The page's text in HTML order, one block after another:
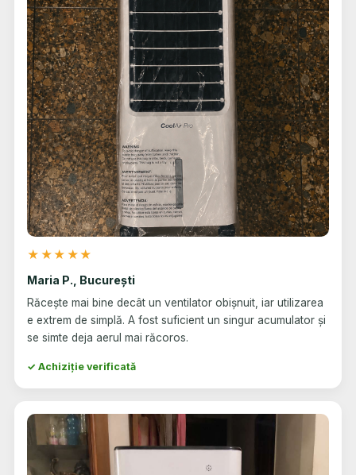
★★★★★
Maria P., București
Răcește mai bine decât un ventilator obișnuit, iar utilizarea
e extrem de simplă. A fost suficient un singur acumulator și
se simte deja aerul mai răcoros.
✓ Achiziție verificată